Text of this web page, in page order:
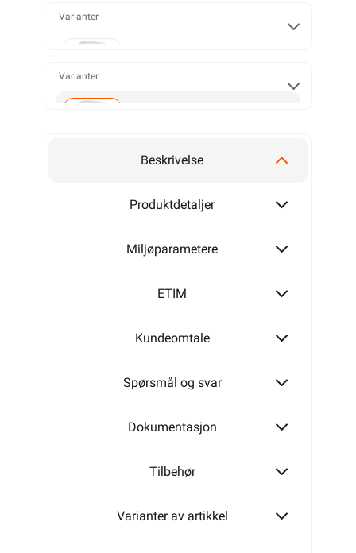
Varianter
Varianter
O-9-12 (Tre)
O-9-25 (Tre)
Beskrivelse
Produktdetaljer
Miljøparametere
ETIM
Kundeomtale
Spørsmål og svar
Dokumentasjon
Tilbehør
Varianter av artikkel